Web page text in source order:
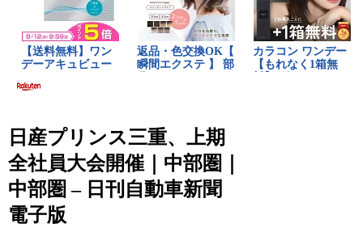
日産プリンス三重、上期
全社員大会開催｜中部圏｜
中部圏 – 日刊自動車新聞
電子版